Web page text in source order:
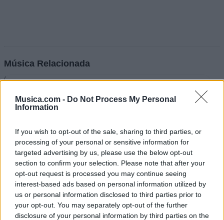
Musica.com - Do Not Process My Personal
Information
If you wish to opt-out of the sale, sharing to third parties, or
processing of your personal or sensitive information for
targeted advertising by us, please use the below opt-out
section to confirm your selection. Please note that after your
opt-out request is processed you may continue seeing
interest-based ads based on personal information utilized by
us or personal information disclosed to third parties prior to
your opt-out. You may separately opt-out of the further
disclosure of your personal information by third parties on the
Música Relacionada
Don Omar
Wisin & Yandel
Rakim y Ken-Y